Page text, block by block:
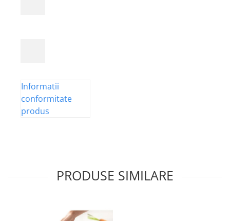
Informatii
conformitate
produs
PRODUSE SIMILARE